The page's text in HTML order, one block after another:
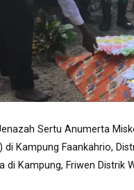
Sertu Anumerta
Kampung Faankahrio,
di Kampung, Friwen Distrik